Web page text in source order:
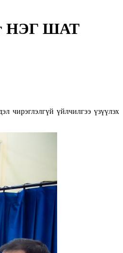
НЭГ ШАТ
чирэглэлгүй үйлчилгээ үзүүлэх